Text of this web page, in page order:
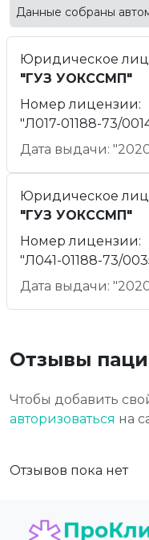
Данные собраны
Юридическое
"ГУЗ УОКССМП"
Номер лицензии:
"Л017-01188-73/
Дата выдачи:
Юридическое
"ГУЗ УОКССМП"
Номер лицензии:
"Л041-01188-73/
Дата выдачи:
Отзывы
Чтобы добавить
авторизоваться на
Отзывов пока нет